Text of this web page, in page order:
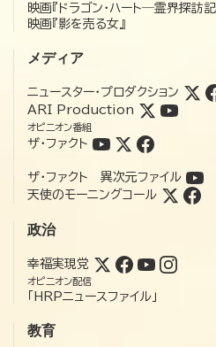
映画『ドラゴン・ハート―霊界探訪
映画『影を売る女』
メディア
ニュースター・プロダクション
ARI Production
オピニオン番組
ザ・ファクト
ザ・ファクト 異次元ファイル
天使のモーニングコール
政治
幸福実現党
オピニオン配信
「HRPニュースファイル」
教育